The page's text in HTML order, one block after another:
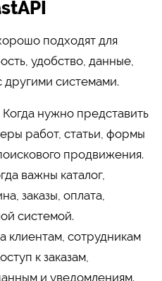
подходят для
удобство, данные,
другими системами.
Когда нужно представить
работ, статьи, формы
продвижения.
важны каталог,
заказы, оплата,
системой.
клиентам, сотрудникам
к заказам,
и уведомлениям.